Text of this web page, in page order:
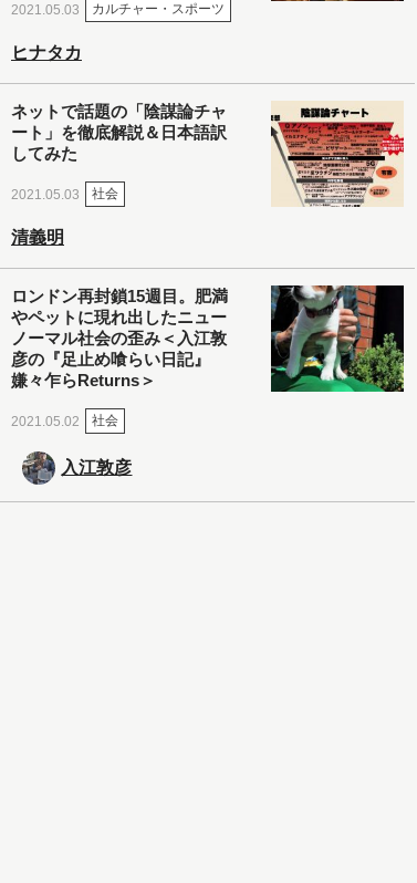
2021.05.03 カルチャー・スポーツ
ヒナタカ
ネットで話題の「陰謀論チャ
ート」を徹底解説＆日本語訳
してみた
2021.05.03 社会
清義明
ロンドン再封鎖15週目。肥満
やペットに現れ出したニュー
ノーマル社会の歪み＜入江敦
彦の『足止め喰らい日記』
嫌々乍らReturns＞
2021.05.02 社会
入江敦彦